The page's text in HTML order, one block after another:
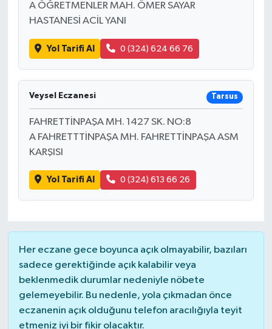
A ÖĞRETMENLER MAH. ÖMER SAYAR
HASTANESİ ACİL YANI
Yol Tarifi Al 0 (324) 624 66 76
Veysel Eczanesi Tarsus
FAHRETTİNPAŞA MH. 1427 SK. NO:8
A FAHRETTTİNPAŞA MH. FAHRETTİNPAŞA ASM
KARŞISI
Yol Tarifi Al 0 (324) 613 66 26
Her eczane gece boyunca açık olmayabilir, bazıları
sadece gerektiğinde açık kalabilir veya
beklenmedik durumlar nedeniyle nöbete
gelemeyebilir. Bu nedenle, yola çıkmadan önce
eczanenin açık olduğunu telefon aracılığıyla teyit
etmeniz iyi bir fikir olacaktır.